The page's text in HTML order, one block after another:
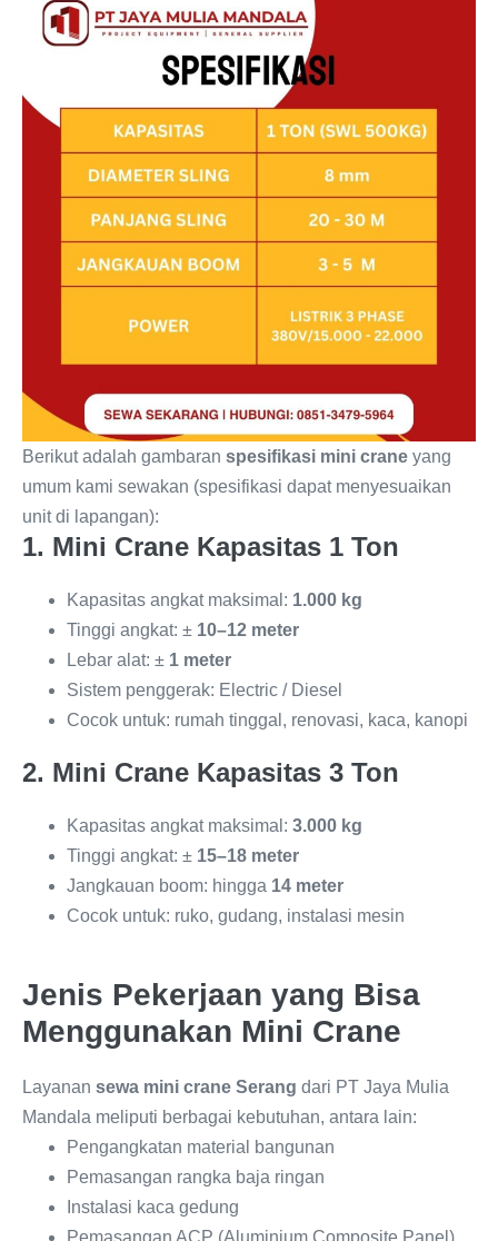
Berikut adalah gambaran spesifikasi mini crane yang
umum kami sewakan (spesifikasi dapat menyesuaikan
unit di lapangan):
1. Mini Crane Kapasitas 1 Ton
Kapasitas angkat maksimal: 1.000 kg
Tinggi angkat: ± 10–12 meter
Lebar alat: ± 1 meter
Sistem penggerak: Electric / Diesel
Cocok untuk: rumah tinggal, renovasi, kaca, kanopi
2. Mini Crane Kapasitas 3 Ton
Kapasitas angkat maksimal: 3.000 kg
Tinggi angkat: ± 15–18 meter
Jangkauan boom: hingga 14 meter
Cocok untuk: ruko, gudang, instalasi mesin
Jenis Pekerjaan yang Bisa
Menggunakan Mini Crane
Layanan sewa mini crane Serang dari PT Jaya Mulia
Mandala meliputi berbagai kebutuhan, antara lain:
Pengangkatan material bangunan
Pemasangan rangka baja ringan
Instalasi kaca gedung
Pemasangan ACP (Aluminium Composite Panel)